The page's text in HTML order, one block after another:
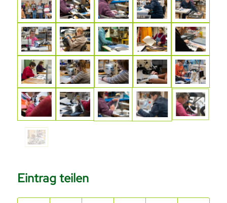
Eintrag teilen